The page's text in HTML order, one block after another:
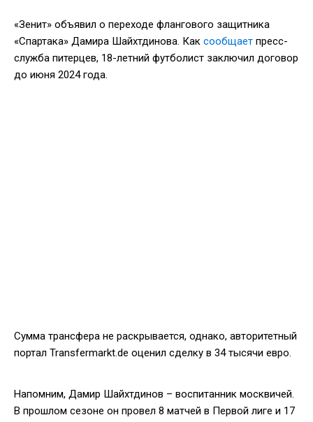
«Зенит» объявил о переходе флангового защитника
«Спартака» Дамира Шайхтдинова. Как сообщает пресс-
служба питерцев, 18-летний футболист заключил договор
до июня 2024 года.
Сумма трансфера не раскрывается, однако, авторитетный
портал Transfermarkt.de оценил сделку в 34 тысячи евро.
Напомним, Дамир Шайхтдинов – воспитанник москвичей.
В прошлом сезоне он провел 8 матчей в Первой лиге и 17